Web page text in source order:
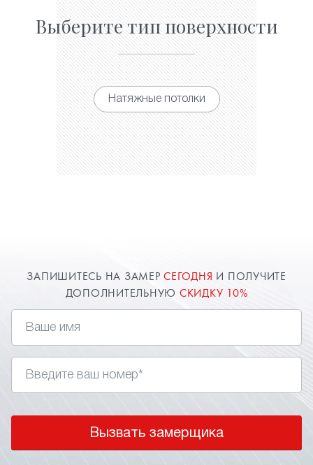
Выберите тип поверхности
Натяжные потолки
ЗАПИШИТЕСЬ НА ЗАМЕРСЕГОДНЯ И ПОЛУЧИТЕ
ДОПОЛНИТЕЛЬНУЮ СКИДКУ 10%
Вызвать замерщика